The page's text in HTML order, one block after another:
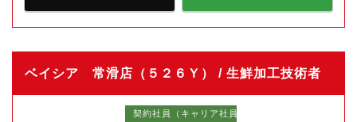
ベイシア 常滑店（５２６Ｙ） / 生鮮加工技術者
契約社員（キャリア社員）